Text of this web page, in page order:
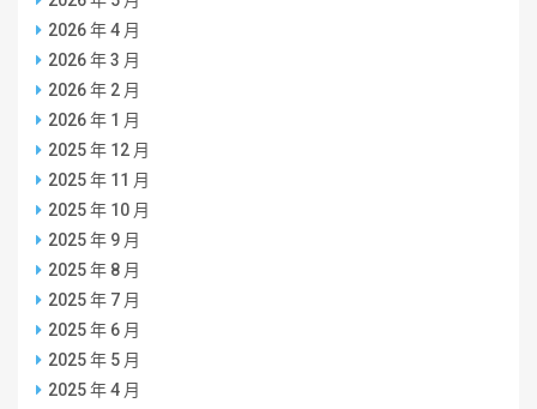
2026 年 4 月
2026 年 3 月
2026 年 2 月
2026 年 1 月
2025 年 12 月
2025 年 11 月
2025 年 10 月
2025 年 9 月
2025 年 8 月
2025 年 7 月
2025 年 6 月
2025 年 5 月
2025 年 4 月